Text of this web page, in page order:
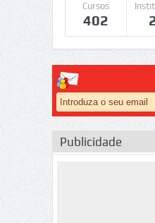
Cursos
402
Publicidade